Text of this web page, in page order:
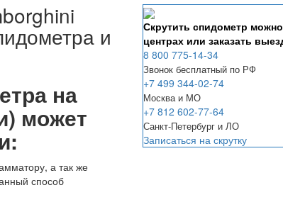
и
на
может
а так же
способ
Скрутить спидометр
центрах или заказать
8 800 775-14-34
Звонок бесплатный по РФ
+7 499 344-02-74
Москва и МО
+7 812 602-77-64
Санкт-Петербург и ЛО
Записаться на скрутку